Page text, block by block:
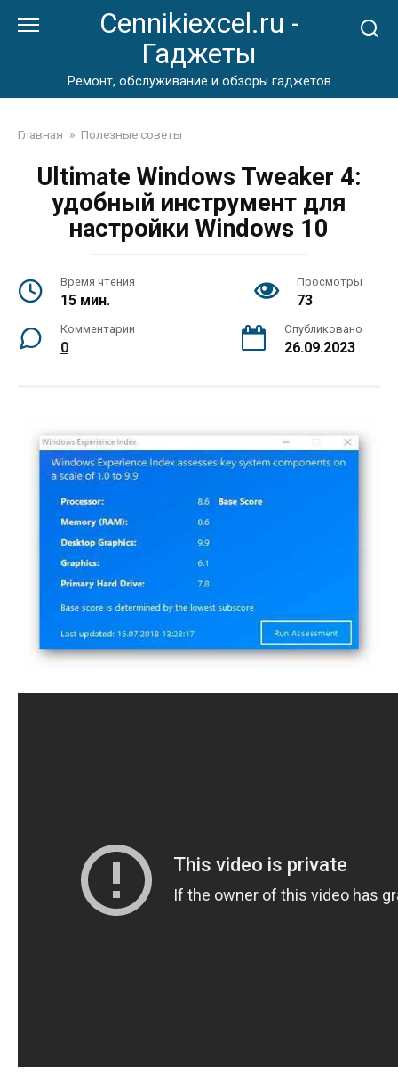
Cennikiexcel.ru -
Гаджеты
Ремонт, обслуживание и обзоры гаджетов
Главная » Полезные советы
Ultimate Windows Tweaker 4:
удобный инструмент для
настройки Windows 10
Время чтения
15 мин.
Просмотры
73
Комментарии
0
Опубликовано
26.09.2023